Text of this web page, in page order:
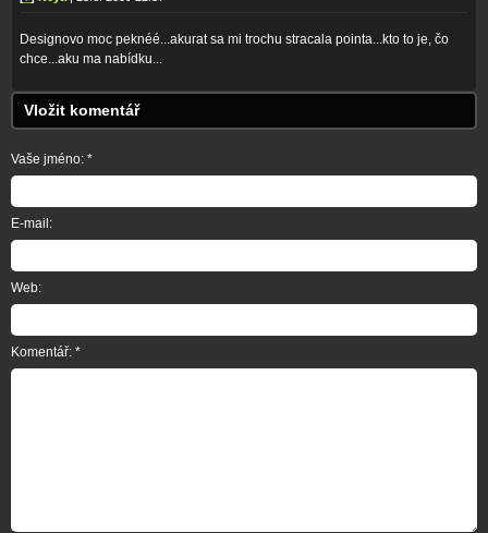
Designovo moc peknéé...akurat sa mi trochu stracala pointa...kto to je, čo
chce...aku ma nabídku...
Vložit komentář
Vaše jméno: *
E-mail:
Web:
Komentář: *